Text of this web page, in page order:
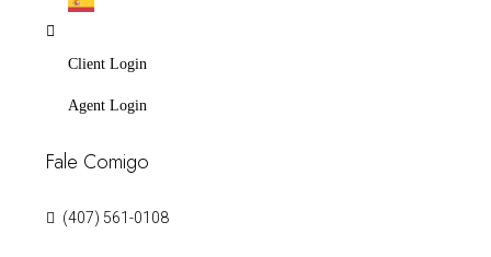
Client Login
Agent Login
Fale Comigo
(407) 561-0108